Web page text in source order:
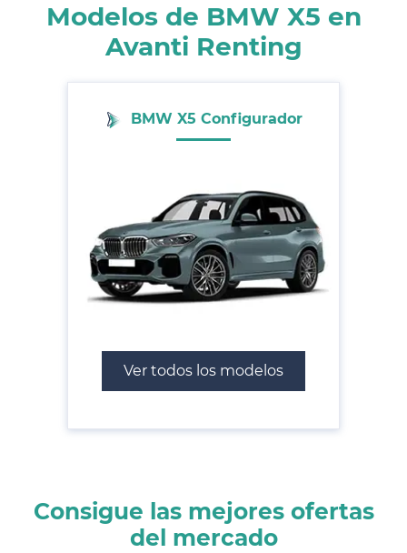
Modelos de BMW X5 en
Avanti Renting
BMW X5 Configurador
Ver todos los modelos
Consigue las mejores ofertas
del mercado